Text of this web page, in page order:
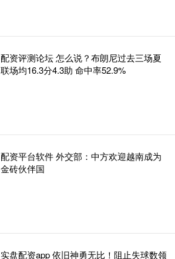
配资评测论坛 怎么说？布朗尼过去三场夏
联场均16.3分4.3助 命中率52.9%
配资平台软件 外交部：中方欢迎越南成为
金砖伙伴国
实盘配资app 依旧神勇无比！阻止失球数领